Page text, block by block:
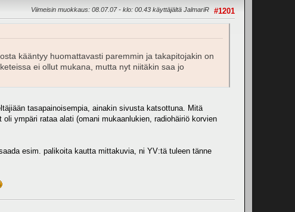
#1201
Viimeisin muokkaus: 08.07.07 - klo: 00.43 käyttäjältä JalmariR
kääntyy huomattavasti paremmin ja takapitojakin on
ei ollut mukana, mutta nyt niitäkin saa jo
tasapainoisempia, ainakin sivusta katsottuna. Mitä
ympäri rataa alati (omani mukaanlukien, radiohäiriö korvien
esim. palikoita kautta mittakuvia, ni YV:tä tuleen tänne